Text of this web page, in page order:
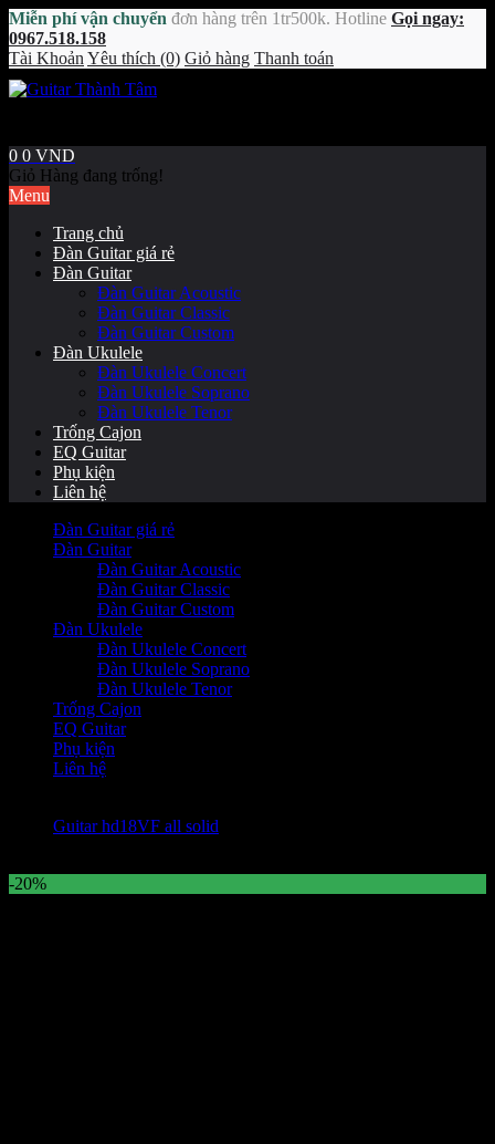
Miễn phí vận chuyển đơn hàng trên 1tr500k. Hotline Gọi ngay:
0967.518.158
Tài Khoản Yêu thích (0) Giỏ hàng Thanh toán
0 0 VND
Giỏ Hàng đang trống!
Menu
Trang chủ
Đàn Guitar giá rẻ
Đàn Guitar
Đàn Guitar Acoustic
Đàn Guitar Classic
Đàn Guitar Custom
Đàn Ukulele
Đàn Ukulele Concert
Đàn Ukulele Soprano
Đàn Ukulele Tenor
Trống Cajon
EQ Guitar
Phụ kiện
Liên hệ
Đàn Guitar giá rẻ
Đàn Guitar
Đàn Guitar Acoustic
Đàn Guitar Classic
Đàn Guitar Custom
Đàn Ukulele
Đàn Ukulele Concert
Đàn Ukulele Soprano
Đàn Ukulele Tenor
Trống Cajon
EQ Guitar
Phụ kiện
Liên hệ
Guitar hd18VF all solid
-20%